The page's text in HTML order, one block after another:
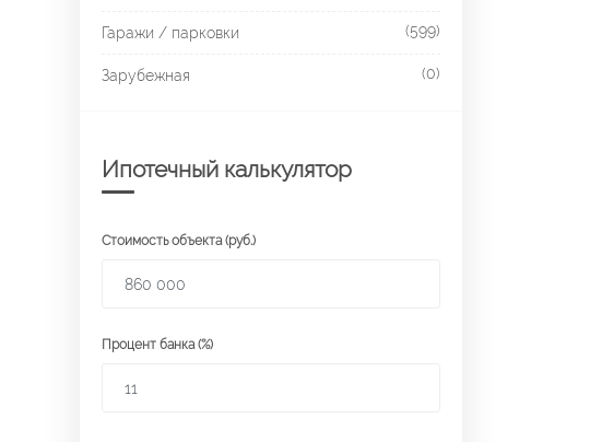
Гаражи / парковки (599)
Зарубежная (0)
Ипотечный калькулятор
Стоимость объекта (руб.)
Процент банка (%)